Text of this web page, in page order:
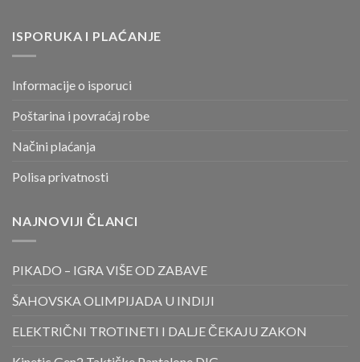
ISPORUKA I PLAĆANJE
Informacije o isporuci
Poštarina i povraćaj robe
Načini plaćanja
Polisa privatnosti
NAJNOVIJI ČLANCI
PIKADO – IGRA VIŠE OD ZABAVE
ŠAHOVSKA OLIMPIJADA U INDIJI
ELEKTRIČNI TROTINETI I DALJE ČEKAJU ZAKON